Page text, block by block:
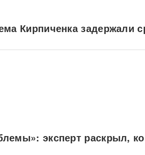
Кирпиченка задержали
эксперт раскрыл,